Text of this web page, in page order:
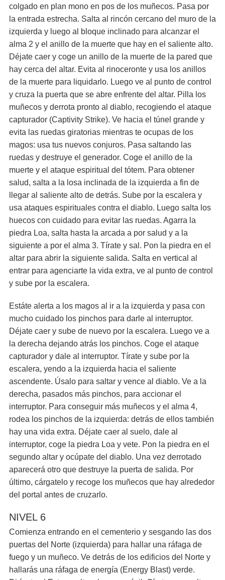
colgado en plan mono en pos de los muñecos. Pasa por
la entrada estrecha. Salta al rincón cercano del muro de la
izquierda y luego al bloque inclinado para alcanzar el
alma 2 y el anillo de la muerte que hay en el saliente alto.
Déjate caer y coge un anillo de la muerte de la pared que
hay cerca del altar. Evita al rinoceronte y usa los anillos
de la muerte para liquidarlo. Luego ve al punto de control
y cruza la puerta que se abre enfrente del altar. Pilla los
muñecos y derrota pronto al diablo, recogiendo el ataque
capturador (Captivity Strike). Ve hacia el túnel grande y
evita las ruedas giratorias mientras te ocupas de los
magos: usa tus nuevos conjuros. Pasa saltando las
ruedas y destruye el generador. Coge el anillo de la
muerte y el ataque espiritual del tótem. Para obtener
salud, salta a la losa inclinada de la izquierda a fin de
llegar al saliente alto de detrás. Sube por la escalera y
usa ataques espirituales contra el diablo. Luego salta los
huecos con cuidado para evitar las ruedas. Agarra la
piedra Loa, salta hasta la arcada a por salud y a la
siguiente a por el alma 3. Tírate y sal. Pon la piedra en el
altar para abrir la siguiente salida. Salta en vertical al
entrar para agenciarte la vida extra, ve al punto de control
y sube por la escalera.
Estáte alerta a los magos al ir a la izquierda y pasa con
mucho cuidado los pinchos para darle al interruptor.
Déjate caer y sube de nuevo por la escalera. Luego ve a
la derecha dejando atrás los pinchos. Coge el ataque
capturador y dale al interruptor. Tírate y sube por la
escalera, yendo a la izquierda hacia el saliente
ascendente. Úsalo para saltar y vence al diablo. Ve a la
derecha, pasados más pinchos, para accionar el
interruptor. Para conseguir más muñecos y el alma 4,
rodea los pinchos de la izquierda: detrás de ellos también
hay una vida extra. Déjate caer al suelo, dale al
interruptor, coge la piedra Loa y vete. Pon la piedra en el
segundo altar y ocúpate del diablo. Una vez derrotado
aparecerá otro que destruye la puerta de salida. Por
último, cárgatelo y recoge los muñecos que hay alrededor
del portal antes de cruzarlo.
NIVEL 6
Comienza entrando en el cementerio y sesgando las dos
puertas del Norte (izquierda) para hallar una ráfaga de
fuego y un muñeco. Ve detrás de los edificios del Norte y
hallarás una ráfaga de energía (Energy Blast) verde.